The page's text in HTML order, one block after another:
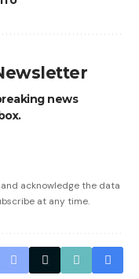
news
and acknowledge the data
at any time.